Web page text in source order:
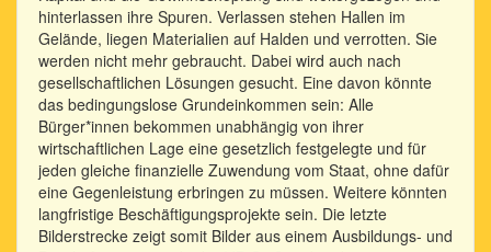
hinterlassen ihre Spuren. Verlassen stehen Hallen im
Gelän­de, liegen Materialien auf Halden und verrotten. Sie
werden nicht mehr gebraucht. Dabei wird auch nach
gesellschaftlichen Lösungen gesucht. Eine davon könnte
das bedingungslose Grundeinkommen sein: Alle
Bürger*innen bekommen unabhängig von ihrer
wirtschaftlichen Lage eine gesetzlich festgelegte und für
jeden gleiche finanzielle Zuwendung vom Staat, ohne dafür
eine Gegenleistung erbringen zu müssen. Weitere könnten
langfristige Beschäftigungsprojekte sein. Die letzte
Bilderstrecke zeigt somit Bilder aus einem Ausbildungs- und